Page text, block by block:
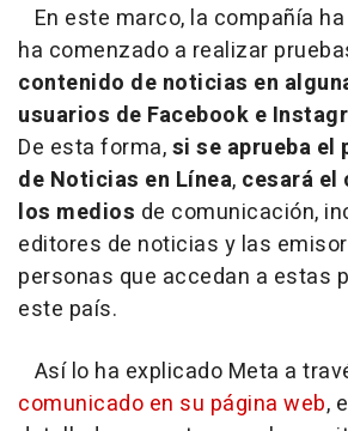
En este marco, la compañía
ha comenzado a realizar
contenido de noticias en
usuarios de Facebook e
De esta forma,si se aprueba el
de Noticias en Línea, cesará el
los medios de comunicación,
editores de noticias y las
personas que accedan a estas
este país.
Así lo ha explicado Meta a
comunicado en su página web,